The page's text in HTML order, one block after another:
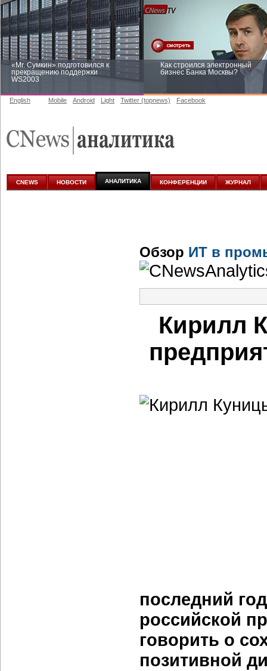
«Mr. Сумкин» подготовился к
прекращению поддержки
WS2003
Как строился электронный
бизнес Банка Москвы?
аналитике
English Mobile Android Light Twitter (topnews) Facebook
CNEWS НОВОСТИ АНАЛИТИКА КОНФЕРЕНЦИИ ЖУРНАЛ
Обзор ИТ в
Кирилл
последний
российской
говорить о
позитивной